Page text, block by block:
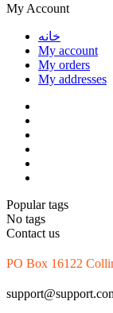
My Account
خانه
My account
My orders
My addresses
Popular tags
No tags
Contact us
PO Box 16122